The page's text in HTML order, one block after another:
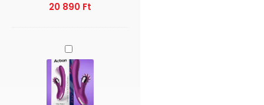
20 890 Ft
Action
No.
Two
Finger
-